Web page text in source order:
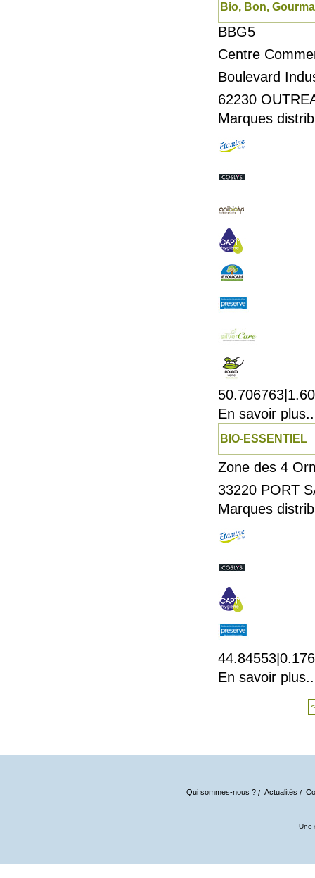
Bio, Bon,
BBG5
Centre
Boulevard
62230
Marques
En savoir
BIO-ESSENTIEL
Zone des 4
33220 PORT
Marques
En savoir
Qui sommes-nous ? Actualités